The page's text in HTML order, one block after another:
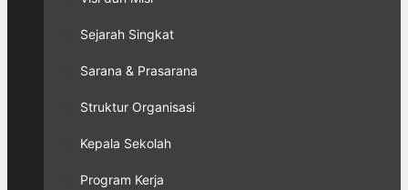
Sejarah Singkat
Sarana & Prasarana
Struktur Organisasi
Kepala Sekolah
Program Kerja